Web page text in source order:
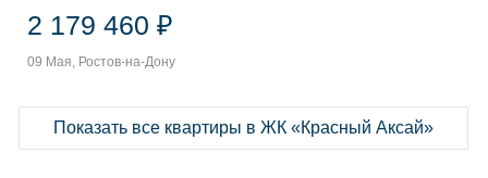
2 179 460 ₽
09 Мая, Ростов-на-Дону
Показать все квартиры в ЖК «Красный Аксай»